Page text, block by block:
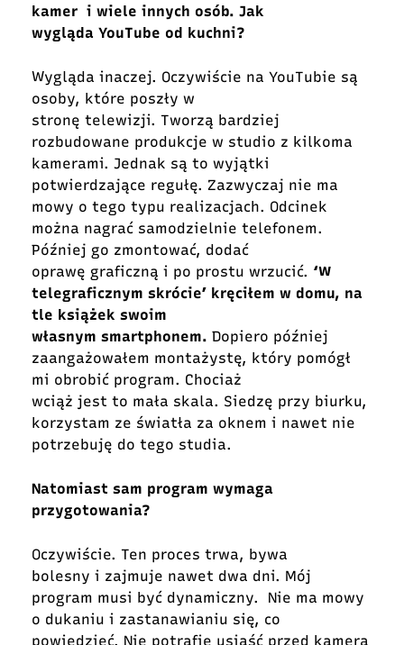
kamer i wiele innych osób. Jak
wygląda YouTube od kuchni?
Wygląda inaczej. Oczywiście na YouTubie są
osoby, które poszły w
stronę telewizji. Tworzą bardziej
rozbudowane produkcje w studio z kilkoma
kamerami. Jednak są to wyjątki
potwierdzające regułę. Zazwyczaj nie ma
mowy o tego typu realizacjach. Odcinek
można nagrać samodzielnie telefonem.
Później go zmontować, dodać
oprawę graficzną i po prostu wrzucić. ‘W
telegraficznym skrócie’ kręciłem w domu, na
tle książek swoim
własnym smartphonem. Dopiero później
zaangażowałem montażystę, który pomógł
mi obrobić program. Chociaż
wciąż jest to mała skala. Siedzę przy biurku,
korzystam ze światła za oknem i nawet nie
potrzebuję do tego studia.
Natomiast sam program wymaga
przygotowania?
Oczywiście. Ten proces trwa, bywa
bolesny i zajmuje nawet dwa dni. Mój
program musi być dynamiczny. Nie ma mowy
o dukaniu i zastanawianiu się, co
powiedzieć. Nie potrafię usiąść przed kamerą